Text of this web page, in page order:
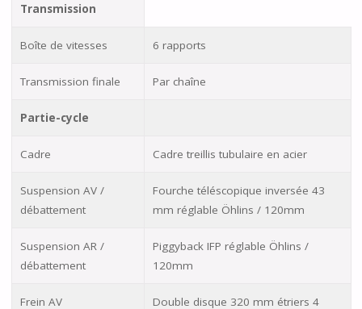
Transmission
Boîte de vitesses 6 rapports
Transmission finale Par chaîne
Partie-cycle
Cadre Cadre treillis tubulaire en acier
Suspension AV /
débattement
Fourche téléscopique inversée 43
mm réglable Öhlins / 120mm
Suspension AR /
débattement
Piggyback IFP réglable Öhlins /
120mm
Frein AV Double disque 320 mm étriers 4